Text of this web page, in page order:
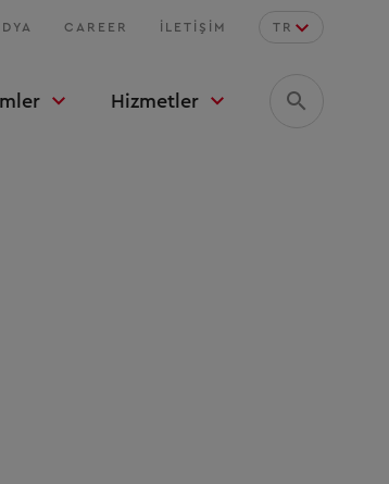
CAREER İLETIŞIM TR
Hizmetler